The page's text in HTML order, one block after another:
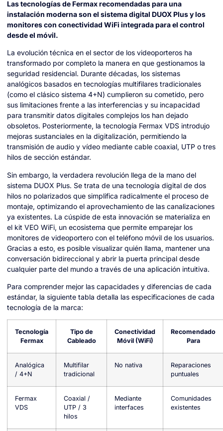
Las tecnologías de Fermax recomendadas para una
instalación moderna son el sistema digital DUOX Plus y los
monitores con conectividad WiFi integrada para el control
desde el móvil.
La evolución técnica en el sector de los videoporteros ha
transformado por completo la manera en que gestionamos la
seguridad residencial. Durante décadas, los sistemas
analógicos basados en tecnologías multifilares tradicionales
(como el clásico sistema 4+N) cumplieron su cometido, pero
sus limitaciones frente a las interferencias y su incapacidad
para transmitir datos digitales complejos los han dejado
obsoletos. Posteriormente, la tecnología Fermax VDS introdujo
mejoras sustanciales en la digitalización, permitiendo la
transmisión de audio y vídeo mediante cable coaxial, UTP o tres
hilos de sección estándar.
Sin embargo, la verdadera revolución llega de la mano del
sistema DUOX Plus. Se trata de una tecnología digital de dos
hilos no polarizados que simplifica radicalmente el proceso de
montaje, optimizando el aprovechamiento de las canalizaciones
ya existentes. La cúspide de esta innovación se materializa en
el kit VEO WiFi, un ecosistema que permite emparejar los
monitores de videoportero con el teléfono móvil de los usuarios.
Gracias a esto, es posible visualizar quién llama, mantener una
conversación bidireccional y abrir la puerta principal desde
cualquier parte del mundo a través de una aplicación intuitiva.
Para comprender mejor las capacidades y diferencias de cada
estándar, la siguiente tabla detalla las especificaciones de cada
tecnología de la marca:
Tecnología
Fermax
Tipo de
Cableado
Conectividad
Móvil (WiFi)
Recomendado
Para
Analógica
/ 4+N
Multifilar
tradicional
No nativa
Reparaciones
puntuales
Fermax
VDS
Coaxial /
UTP / 3
hilos
Mediante
interfaces
Comunidades
existentes